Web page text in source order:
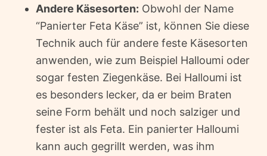
Andere Käsesorten: Obwohl der Name
“Panierter Feta Käse” ist, können Sie diese
Technik auch für andere feste Käsesorten
anwenden, wie zum Beispiel Halloumi oder
sogar festen Ziegenkäse. Bei Halloumi ist
es besonders lecker, da er beim Braten
seine Form behält und noch salziger und
fester ist als Feta. Ein panierter Halloumi
kann auch gegrillt werden, was ihm